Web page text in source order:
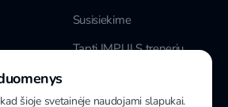
Susisiekime
Tapti IMPULS treneriu
šioje svetainėje naudojami slapukai.